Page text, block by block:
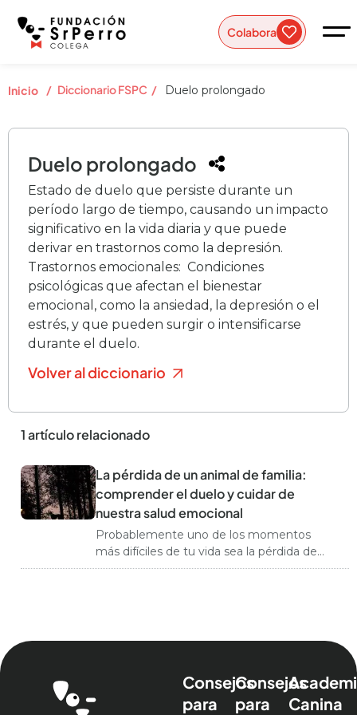
Colabora
Inicio / Diccionario FSPC / Duelo prolongado
Duelo prolongado
Estado de duelo que persiste durante un
período largo de tiempo, causando un impacto
significativo en la vida diaria y que puede
derivar en trastornos como la depresión.
Trastornos emocionales: Condiciones
psicológicas que afectan el bienestar
emocional, como la ansiedad, la depresión o el
estrés, y que pueden surgir o intensificarse
durante el duelo.
Volver al diccionario
1 artículo relacionado
La pérdida de un animal de familia:
comprender el duelo y cuidar de
nuestra salud emocional
Probablemente uno de los momentos
más difíciles de tu vida sea la pérdida de
tu querido compañero peludo. Perder a
algunas herramientas para cuidar de tu
bienestar emocional. A pesar de su
Consejos
para
Consejos
para
Canina